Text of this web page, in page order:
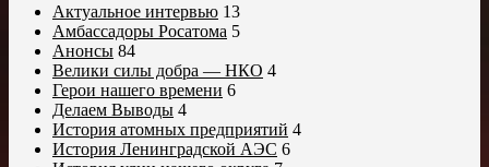
Актуальное интервью 13
Амбассадоры Росатома 5
Анонсы 84
Велики силы добра — НКО 4
Герои нашего времени 6
Делаем Выводы 4
История атомных предприятий 4
История Ленинградской АЭС 6